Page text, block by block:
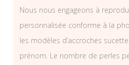
Nous nous engageons à
personnalisée conforme à la
les modèles d’accroches
prénom. Le nombre de perles